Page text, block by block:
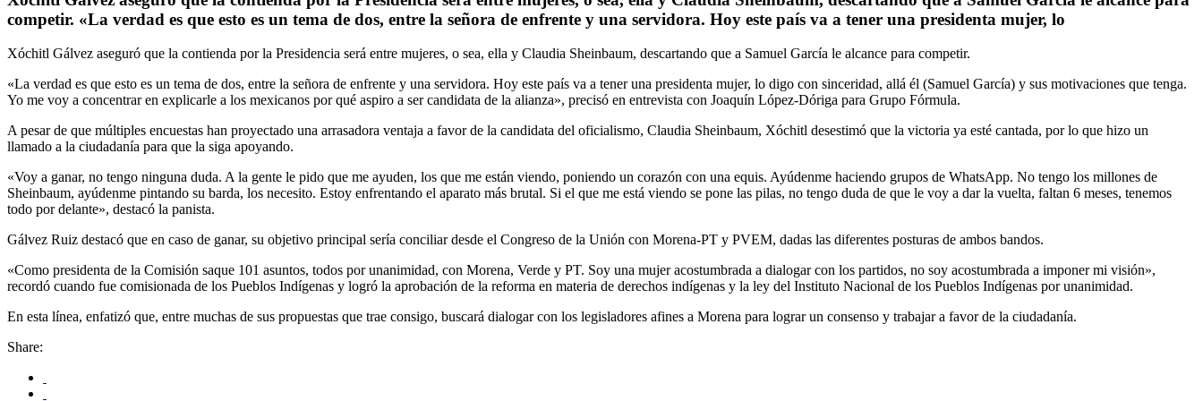
competir. «La verdad es que esto es un tema de dos, entre la señora de enfrente y una servidora. Hoy este país va a tener una presidenta mujer, lo
Xóchitl Gálvez aseguró que la contienda por la Presidencia será entre mujeres, o sea, ella y Claudia Sheinbaum, descartando que a Samuel García le alcance para competir.
«La verdad es que esto es un tema de dos, entre la señora de enfrente y una servidora. Hoy este país va a tener una presidenta mujer, lo digo con sinceridad, allá él (Samuel García) y sus motivaciones que tenga.
Yo me voy a concentrar en explicarle a los mexicanos por qué aspiro a ser candidata de la alianza», precisó en entrevista con Joaquín López-Dóriga para Grupo Fórmula.
A pesar de que múltiples encuestas han proyectado una arrasadora ventaja a favor de la candidata del oficialismo, Claudia Sheinbaum, Xóchitl desestimó que la victoria ya esté cantada, por lo que hizo un
llamado a la ciudadanía para que la siga apoyando.
«Voy a ganar, no tengo ninguna duda. A la gente le pido que me ayuden, los que me están viendo, poniendo un corazón con una equis. Ayúdenme haciendo grupos de WhatsApp. No tengo los millones de
Sheinbaum, ayúdenme pintando su barda, los necesito. Estoy enfrentando el aparato más brutal. Si el que me está viendo se pone las pilas, no tengo duda de que le voy a dar la vuelta, faltan 6 meses, tenemos
todo por delante», destacó la panista.
Gálvez Ruiz destacó que en caso de ganar, su objetivo principal sería conciliar desde el Congreso de la Unión con Morena-PT y PVEM, dadas las diferentes posturas de ambos bandos.
«Como presidenta de la Comisión saque 101 asuntos, todos por unanimidad, con Morena, Verde y PT. Soy una mujer acostumbrada a dialogar con los partidos, no soy acostumbrada a imponer mi visión»,
recordó cuando fue comisionada de los Pueblos Indígenas y logró la aprobación de la reforma en materia de derechos indígenas y la ley del Instituto Nacional de los Pueblos Indígenas por unanimidad.
En esta línea, enfatizó que, entre muchas de sus propuestas que trae consigo, buscará dialogar con los legisladores afines a Morena para lograr un consenso y trabajar a favor de la ciudadanía.
Share: